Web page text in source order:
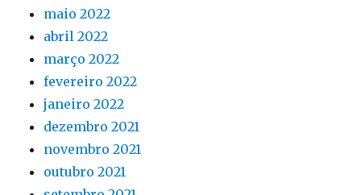
maio 2022
abril 2022
março 2022
fevereiro 2022
janeiro 2022
dezembro 2021
novembro 2021
outubro 2021